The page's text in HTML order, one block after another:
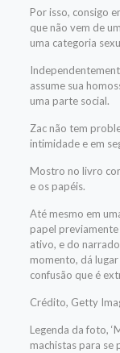
Por isso, consigo
que não vem de
uma categoria
assume sua
uma parte social.
Zac não tem
intimidade e em
Mostro no livro
e os papéis.
Até mesmo em
papel
ativo, e do
momento, dá
confusão que é
Crédito, Getty
Legenda da foto,
machistas para se